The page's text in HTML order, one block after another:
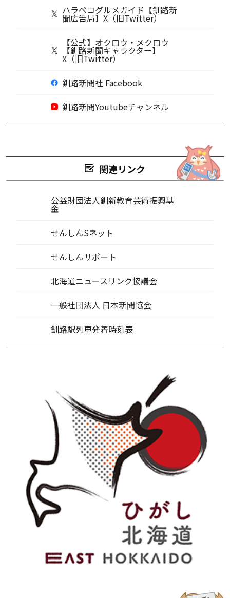
ハラペコグルメガイド【釧路新
聞広告局】X（旧Twitter）
【公式】オクロウ・メクロウ
【釧路新聞キャラクター】
X（旧Twitter）
釧路新聞社 Facebook
釧路新聞Youtubeチャンネル
関連リンク
公益財団法人釧新教育芸術振興基
金
せんしんSネット
せんしんサポート
北海道ニュースリンク協議会
一般社団法人 日本新聞協会
釧路駅列車発着時刻表